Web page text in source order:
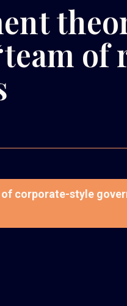
of
corporate-style